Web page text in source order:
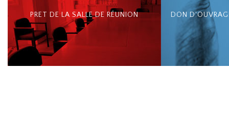
PRET DE LA SALLE DE RÉUNION DON